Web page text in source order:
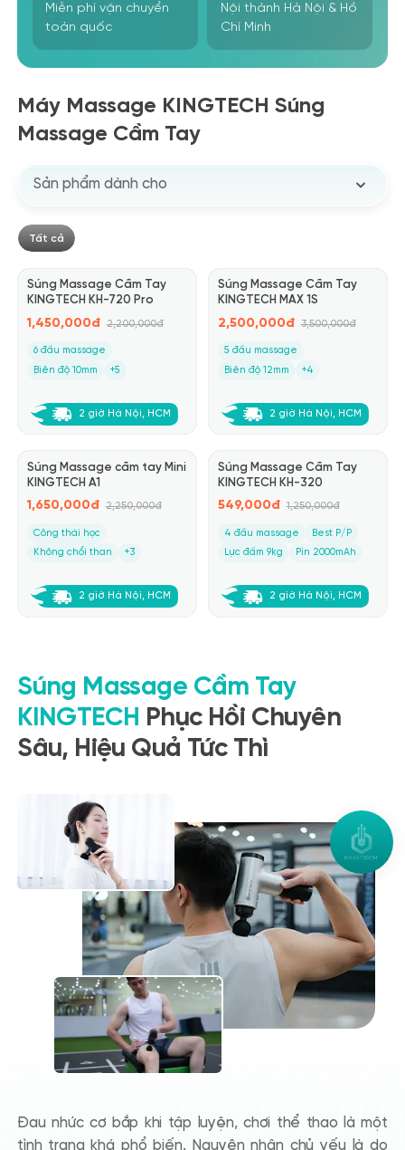
Miễn phí vận chuyển
toàn quốc
Nội thành Hà Nội & Hồ
Chí Minh
Máy Massage KINGTECH Súng
Massage Cầm Tay
Sản phẩm dành cho
Tất cả
Súng Massage Cầm Tay
KINGTECH KH-720 Pro
1,450,000đ 2,200,000đ
Giảm 34%
6 đầu massage
Biên độ 10mm
+5
2 giờ Hà Nội, HCM
Sản phẩm mới
Súng Massage Cầm Tay
KINGTECH MAX 1S
2,500,000đ 3,500,000đ
5 đầu massage
Biên độ 12mm
+4
2 giờ Hà Nội, HCM
Best Seller
Súng Massage cầm tay Mini
KINGTECH A1
1,650,000đ 2,250,000đ
Công thái học
Không chổi than
+3
2 giờ Hà Nội, HCM
Best Seller
Súng Massage Cầm Tay
KINGTECH KH-320
549,000đ 1,250,000đ
4 đầu massage
Best P/P
Lực đấm 9kg
Pin 2000mAh
2 giờ Hà Nội, HCM
Súng Massage Cầm Tay
KINGTECH Phục Hồi Chuyên
Sâu, Hiệu Quả Tức Thì
Đau nhức cơ bắp khi tập luyện, chơi thể thao là một
tình trạng khá phổ biến. Nguyên nhân chủ yếu là do